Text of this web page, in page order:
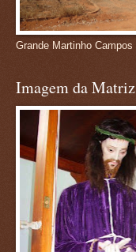
Grande Martinho Campos
Imagem da Matriz